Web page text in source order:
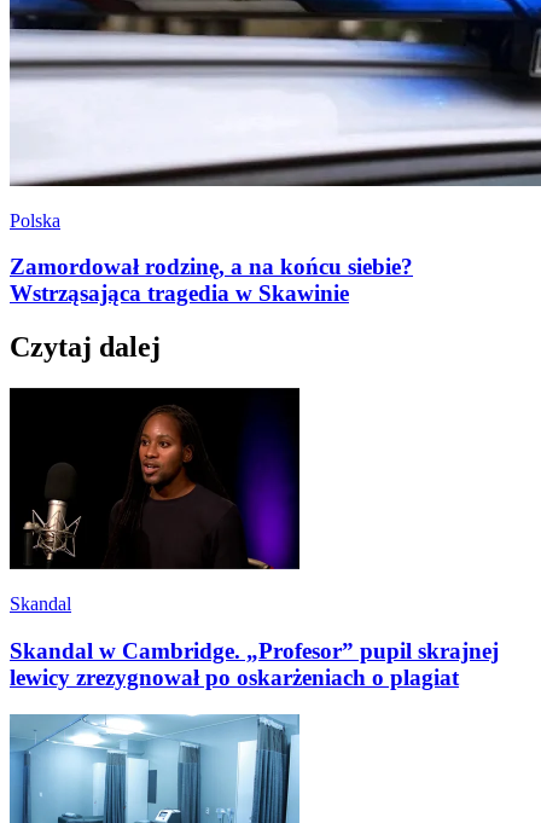
Polska
Zamordował rodzinę, a na końcu siebie?
Wstrząsająca tragedia w Skawinie
Czytaj dalej
Skandal
Skandal w Cambridge. „Profesor” pupil skrajnej
lewicy zrezygnował po oskarżeniach o plagiat